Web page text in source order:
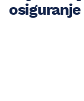
osiguranje